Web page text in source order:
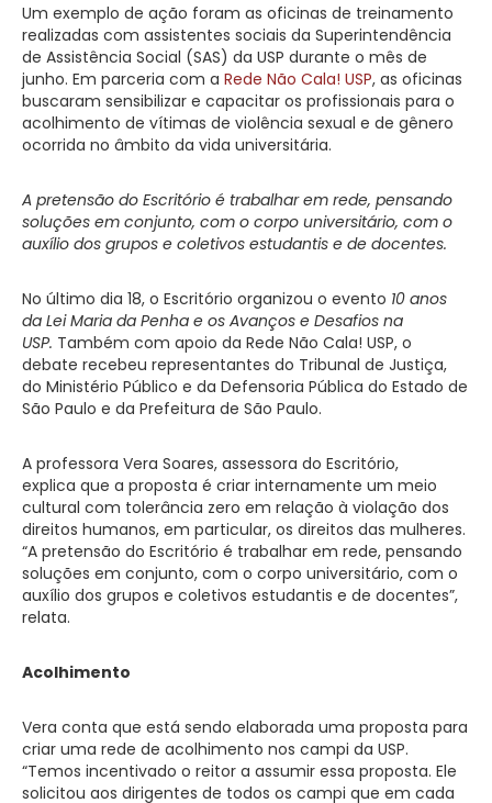
Um exemplo de ação foram as oficinas de treinamento
realizadas com assistentes sociais da Superintendência
de Assistência Social (SAS) da USP durante o mês de
junho. Em parceria com a Rede Não Cala! USP, as oficinas
buscaram sensibilizar e capacitar os profissionais para o
acolhimento de vítimas de violência sexual e de gênero
ocorrida no âmbito da vida universitária.
A pretensão do Escritório é trabalhar em rede, pensando
soluções em conjunto, com o corpo universitário, com o
auxílio dos grupos e coletivos estudantis e de docentes.
No último dia 18, o Escritório organizou o evento 10 anos
da Lei Maria da Penha e os Avanços e Desafios na
USP. Também com apoio da Rede Não Cala! USP, o
debate recebeu representantes do Tribunal de Justiça,
do Ministério Público e da Defensoria Pública do Estado de
São Paulo e da Prefeitura de São Paulo.
A professora Vera Soares, assessora do Escritório,
explica que a proposta é criar internamente um meio
cultural com tolerância zero em relação à violação dos
direitos humanos, em particular, os direitos das mulheres.
“A pretensão do Escritório é trabalhar em rede, pensando
soluções em conjunto, com o corpo universitário, com o
auxílio dos grupos e coletivos estudantis e de docentes”,
relata.
Acolhimento
Vera conta que está sendo elaborada uma proposta para
criar uma rede de acolhimento nos campi da USP.
“Temos incentivado o reitor a assumir essa proposta. Ele
solicitou aos dirigentes de todos os campi que em cada